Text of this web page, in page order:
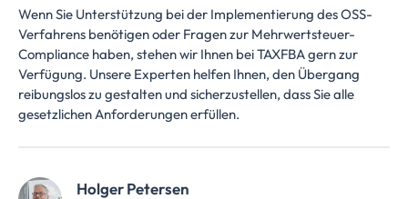
Wenn Sie Unterstützung bei der Implementierung des OSS-
Verfahrens benötigen oder Fragen zur Mehrwertsteuer-
Compliance haben, stehen wir Ihnen bei TAXFBA gern zur
Verfügung. Unsere Experten helfen Ihnen, den Übergang
reibungslos zu gestalten und sicherzustellen, dass Sie alle
gesetzlichen Anforderungen erfüllen.
Holger Petersen